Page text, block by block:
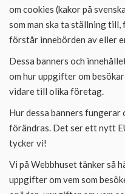
om cookies (kakor på
som man ska ta ställning
förstår innebörden av eller
Dessa banners och
om hur uppgifter om
vidare till olika företag.
Hur dessa banners fungerar
förändras. Det ser ett nytt
tycker vi!
Vi på Webbhuset tänker så
uppgifter om vem som